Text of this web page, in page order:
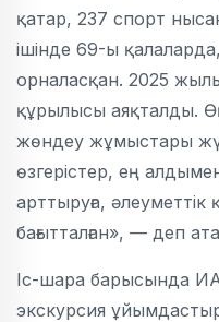
қатар, 237 спорт
ішінде 69-ы
орналасқан. 2025
құрылысы аяқталды.
жөндеу жұмыстары
өзгерістер, ең
арттыруға, әлеуметтік
бағытталған», — деп
Іс-шара барысында
экскурсия